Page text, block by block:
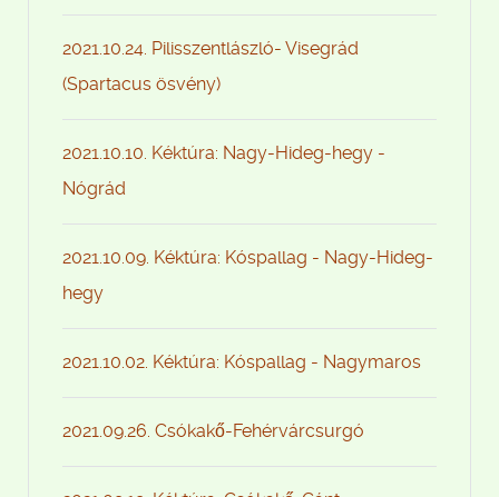
2021.10.24. Pilisszentlászló- Visegrád
(Spartacus ösvény)
2021.10.10. Kéktúra: Nagy-Hideg-hegy -
Nógrád
2021.10.09. Kéktúra: Kóspallag - Nagy-Hideg-
hegy
2021.10.02. Kéktúra: Kóspallag - Nagymaros
2021.09.26. Csókakő-Fehérvárcsurgó